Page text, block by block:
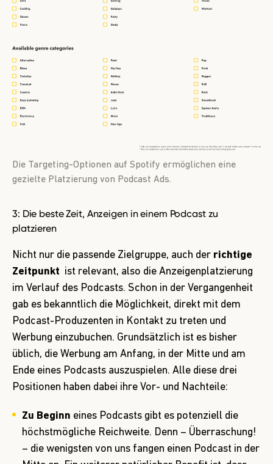
Die Targeting-Optionen auf Spotify ermöglichen eine
gezielte Platzierung von Podcast Ads.
3: Die beste Zeit, Anzeigen in einem Podcast zu
platzieren
Nicht nur die passende Zielgruppe, auch der richtige
Zeitpunkt ist relevant, also die Anzeigenplatzierung
im Verlauf des Podcasts. Schon in der Vergangenheit
gab es bekanntlich die Möglichkeit, direkt mit dem
Podcast-Produzenten in Kontakt zu treten und
Werbung einzubuchen. Grundsätzlich ist es bisher
üblich, die Werbung am Anfang, in der Mitte und am
Ende eines Podcasts auszuspielen. Alle diese drei
Positionen haben dabei ihre Vor- und Nachteile:
Zu Beginn eines Podcasts gibt es potenziell die
höchstmögliche Reichweite. Denn – Überraschung!
– die wenigsten von uns fangen einen Podcast in der